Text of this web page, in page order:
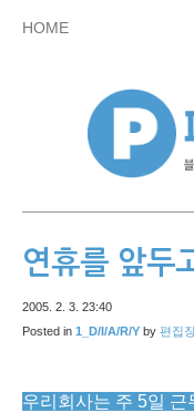
HOME
연휴를 앞두
2005. 2. 3. 23:40
Posted in 1_D/I/A/R/Y by 편집
우리회사는 주 5일